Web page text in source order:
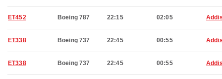
ET452 Boeing 787 22:15 02:05
ET338 Boeing 737 22:45 00:55
ET338 Boeing 737 22:45 00:55